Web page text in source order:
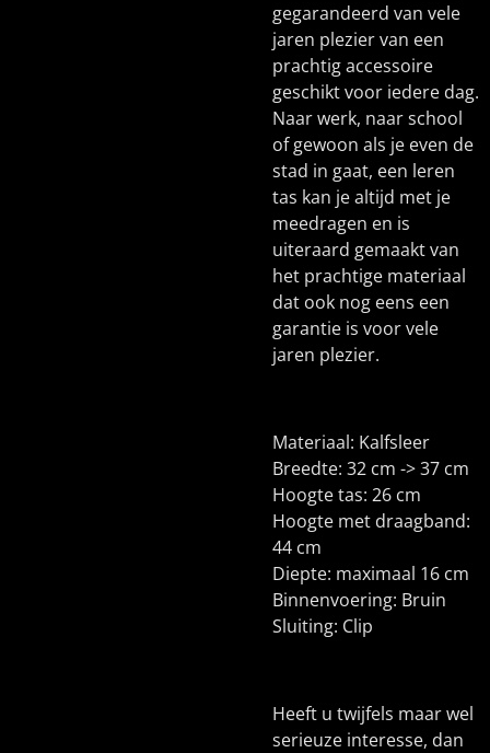
gegarandeerd van vele
jaren plezier van een
prachtig accessoire
geschikt voor iedere dag.
Naar werk, naar school
of gewoon als je even de
stad in gaat, een leren
tas kan je altijd met je
meedragen en is
uiteraard gemaakt van
het prachtige materiaal
dat ook nog eens een
garantie is voor vele
jaren plezier.
Materiaal: Kalfsleer
Breedte: 32 cm -> 37 cm
Hoogte tas: 26 cm
Hoogte met draagband:
44 cm
Diepte: maximaal 16 cm
Binnenvoering: Bruin
Sluiting: Clip
Heeft u twijfels maar wel
serieuze interesse, dan